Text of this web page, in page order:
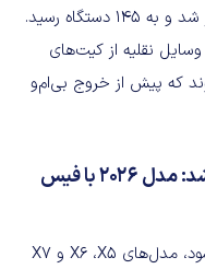
روسیه بی‌ام‌و در سال ۲۰۲۵ تقریباً سه برابر شد و به ۱۴۵ دستگاه رسید.
نقلیه از کیت‌های
که پیش از خروج بی‌ام‌و
تولید غیرمجاز بی‌ام‌و در روسیه آغاز شد: مدل ۲۰۲۶ با فیس
پیش از آن‌که بی‌ام‌و از بازار روسیه خارج شود، مدل‌های X6 ،X5 و X7